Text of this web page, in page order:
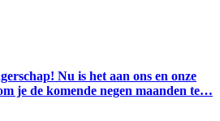
Nu is het aan ons en onze
je de komende negen maanden te…